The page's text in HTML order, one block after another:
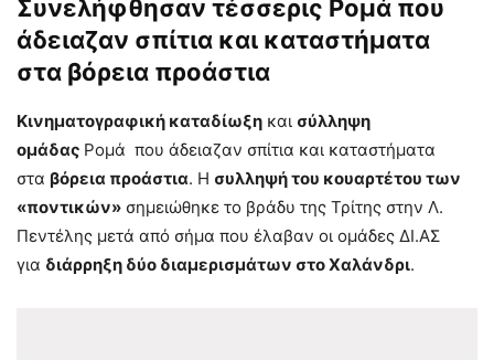
Συνελήφθησαν τέσσερις Ρομά που
άδειαζαν σπίτια και καταστήματα
στα βόρεια προάστια
Κινηματογραφική καταδίωξη και σύλληψη
ομάδας Ρομά που άδειαζαν σπίτια και καταστήματα
στα βόρεια προάστια. Η συλληψή του κουαρτέτου των
«ποντικών» σημειώθηκε το βράδυ της Τρίτης στην Λ.
Πεντέλης μετά από σήμα που έλαβαν οι ομάδες ΔΙ.ΑΣ
για διάρρηξη δύο διαμερισμάτων στο Χαλάνδρι.